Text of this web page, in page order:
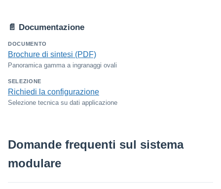
📄 Documentazione
DOCUMENTO
Brochure di sintesi (PDF)
Panoramica gamma a ingranaggi ovali
SELEZIONE
Richiedi la configurazione
Selezione tecnica su dati applicazione
Domande frequenti sul sistema
modulare